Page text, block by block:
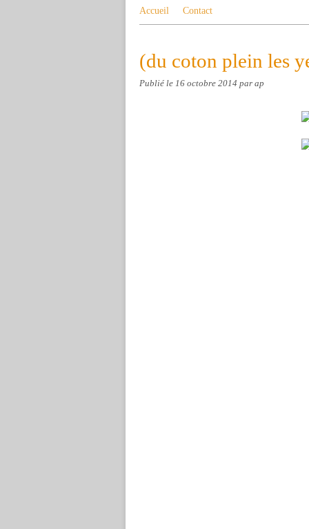
Accueil Contact
(du coton plein les
Publié le 16 octobre 2014 par ap